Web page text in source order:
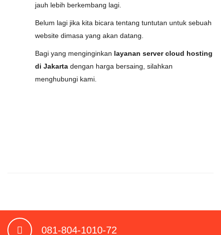
jauh lebih berkembang lagi.
Belum lagi jika kita bicara tentang tuntutan untuk sebuah
website dimasa yang akan datang.
Bagi yang menginginkan layanan server cloud hosting
di Jakarta dengan harga bersaing, silahkan
menghubungi kami.
081-804-1010-72